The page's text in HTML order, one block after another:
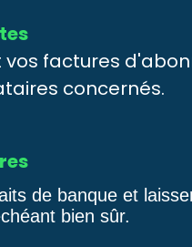
factures
concernés.
de banque et
bien sûr.